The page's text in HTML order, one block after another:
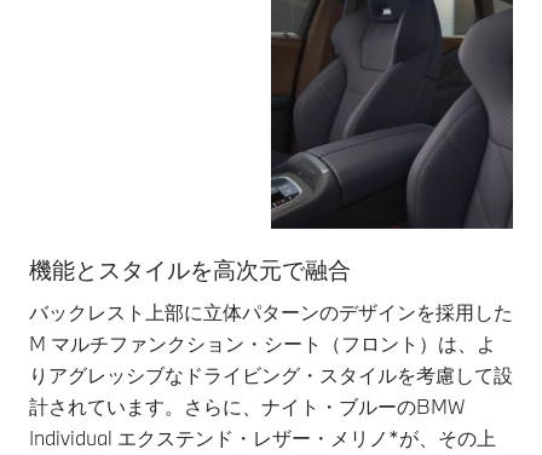
機能とスタイルを高次元で融合
バックレスト上部に立体パターンのデザインを採用した
M マルチファンクション・シート（フロント）は、よ
りアグレッシブなドライビング・スタイルを考慮して設
計されています。さらに、ナイト・ブルーのBMW
Individual エクステンド・レザー・メリノ*が、その上